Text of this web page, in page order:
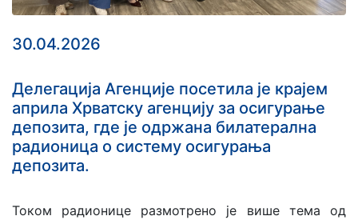
30.04.2026
Делегација Агенције посетила је крајем
априла Хрватску агенцију за осигурање
депозита, где је одржана билатерална
радионица о систему осигурања
депозита.
Током радионице размотрено је више тема од